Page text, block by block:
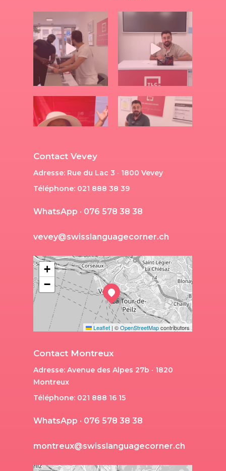
Contact Vevey
Adresse: Rue du Lac 3 · 1800 Vevey
Téléphone: 021 888 38 39
WhatsApp · 076 578 38 38
vevey@swisslanguagecorner.ch
+
−
Leaflet | ©OpenStreetMapcontributors
Contact Montreux
Adresse: Avenue des Alpes 27b · 1820
Montreux
Téléphone: 021 888 16 15
WhatsApp · 076 578 38 38
montreux@swisslanguagecorner.ch